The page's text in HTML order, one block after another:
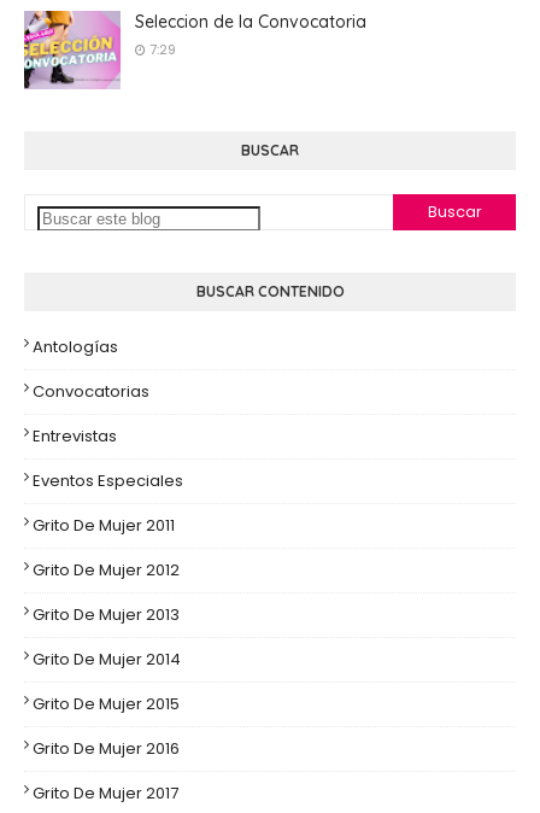
Seleccion de la Convocatoria
7:29
BUSCAR
BUSCAR CONTENIDO
Antologías
Convocatorias
Entrevistas
Eventos Especiales
Grito De Mujer 2011
Grito De Mujer 2012
Grito De Mujer 2013
Grito De Mujer 2014
Grito De Mujer 2015
Grito De Mujer 2016
Grito De Mujer 2017